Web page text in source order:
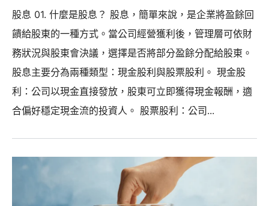
股息 01. 什麼是股息？ 股息，簡單來說，是企業將盈餘回
饋給股東的一種方式。當公司經營獲利後，管理層可依財
務狀況與股東會決議，選擇是否將部分盈餘分配給股東。
股息主要分為兩種類型：現金股利與股票股利。 現金股
利：公司以現金直接發放，股東可立即獲得現金報酬，適
合偏好穩定現金流的投資人。 股票股利：公司...